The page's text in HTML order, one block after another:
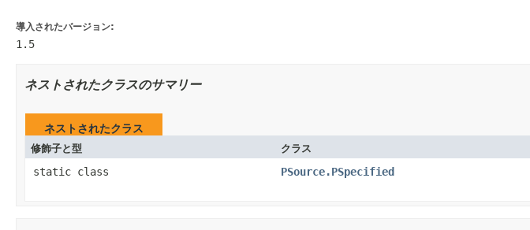
導入されたバージョン:
1.5
ネストされたクラスのサマリー
ネストされたクラス
修飾子と型 クラス
static class PSource.PSpecified